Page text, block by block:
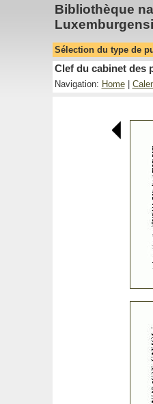
Bibliothèque
Sélection du type de
Clef du cabinet des
Navigation: Home|